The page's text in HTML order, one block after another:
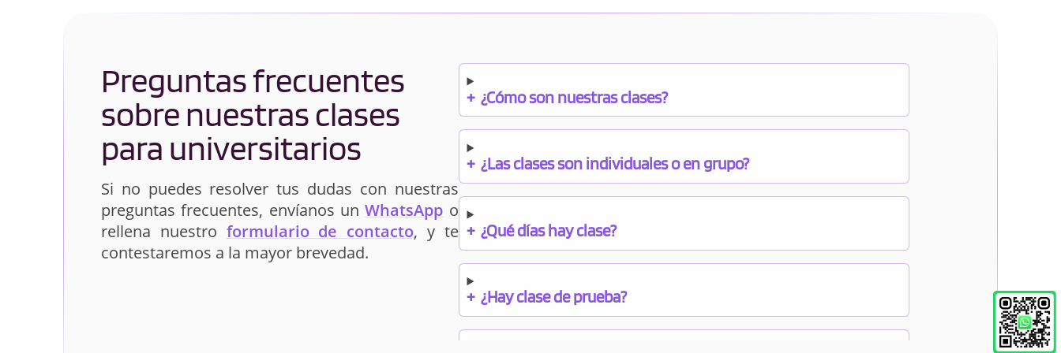
Preguntas frecuentes
sobre nuestras clases
para universitarios
Si no puedes resolver tus dudas con nuestras
preguntas frecuentes, envíanos unWhatsApp o
rellena nuestro formulario de contacto, y te
contestaremos a la mayor brevedad.
+ ¿Cómo son nuestras clases?
+ ¿Las clases son individuales o en grupo?
+ ¿Qué días hay clase?
+ ¿Hay clase de prueba?